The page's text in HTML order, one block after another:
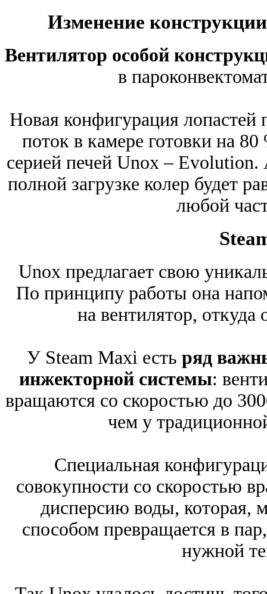
Изменение
Вентилятор особой
в
Новая конфигурация
поток в камере готовки на
серией печей Unox – Evolution.
полной загрузке колер будет
любой
Unox предлагает свою
По принципу работы она
на вентилятор,
У Steam Maxi есть ряд
инжекторной системы:
вращаются со скоростью до
чем у
Специальная
совокупности со скоростью
дисперсию воды, которая,
способом превращается в
нужной